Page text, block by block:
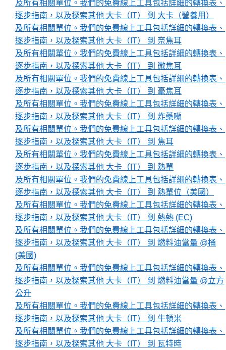
及所有相關單位。我們的免費線上工具包括詳細的轉換表、
逐步指南，以及探索其他 大卡（IT） 到 大卡（營養用）
及所有相關單位。我們的免費線上工具包括詳細的轉換表、
逐步指南，以及探索其他 大卡（IT） 到 奈焦耳
及所有相關單位。我們的免費線上工具包括詳細的轉換表、
逐步指南，以及探索其他 大卡（IT） 到 微焦耳
及所有相關單位。我們的免費線上工具包括詳細的轉換表、
逐步指南，以及探索其他 大卡（IT） 到 毫焦耳
及所有相關單位。我們的免費線上工具包括詳細的轉換表、
逐步指南，以及探索其他 大卡（IT） 到 炸藥噸
及所有相關單位。我們的免費線上工具包括詳細的轉換表、
逐步指南，以及探索其他 大卡（IT） 到 焦耳
及所有相關單位。我們的免費線上工具包括詳細的轉換表、
逐步指南，以及探索其他 大卡（IT） 到 熱單
及所有相關單位。我們的免費線上工具包括詳細的轉換表、
逐步指南，以及探索其他 大卡（IT） 到 熱單位（美國）
及所有相關單位。我們的免費線上工具包括詳細的轉換表、
逐步指南，以及探索其他 大卡（IT） 到 熱熱 (EC)
及所有相關單位。我們的免費線上工具包括詳細的轉換表、
逐步指南，以及探索其他 大卡（IT） 到 燃料油當量 @桶
(美國)
及所有相關單位。我們的免費線上工具包括詳細的轉換表、
逐步指南，以及探索其他 大卡（IT） 到 燃料油當量 @立方
公升
及所有相關單位。我們的免費線上工具包括詳細的轉換表、
逐步指南，以及探索其他 大卡（IT） 到 牛頓米
及所有相關單位。我們的免費線上工具包括詳細的轉換表、
逐步指南，以及探索其他 大卡（IT） 到 瓦特時